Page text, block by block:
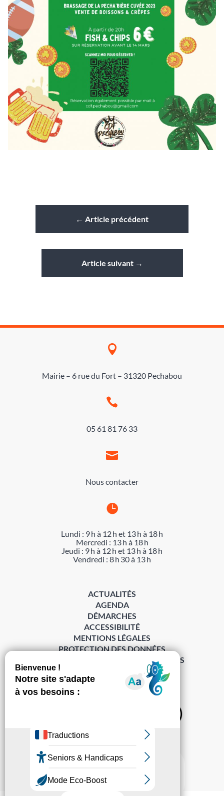
← Article précédent
Article suivant→

Mairie – 6 rue du Fort – 31320 Pechabou

05 61 81 76 33

Nous contacter

Lundi : 9 h à 12 h et 13 h à 18 h
Mercredi : 13 h à 18 h
Jeudi : 9 h à 12 h et 13 h à 18 h
Vendredi : 8 h 30 à 13 h
S’abonner à la Gazette ›
ACTUALITÉS
AGENDA
DÉMARCHES
ACCESSIBILITÉ
MENTIONS LÉGALES
PROTECTION DES DONNÉES
POLITIQUE DE GESTION DES COOKIES